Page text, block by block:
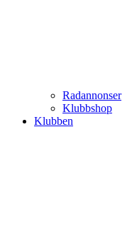
Radannonser
Klubbshop
Klubben